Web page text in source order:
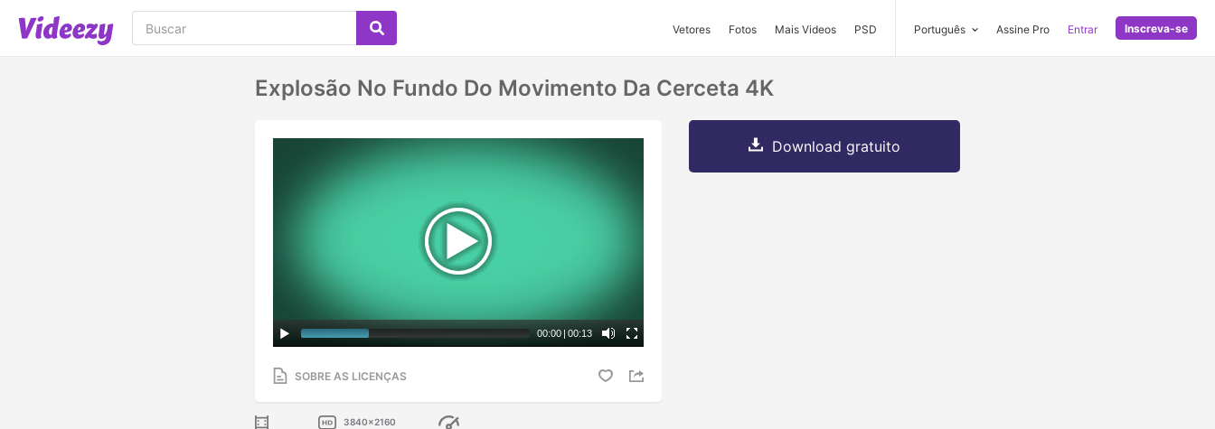
Vetores Fotos Mais Videos PSD Português Assine Pro Entrar Inscreva-se
Explosão No Fundo Do Movimento Da Cerceta 4K
00:00 | 00:13
SOBRE AS LICENÇAS
3840x2160
Download gratuito